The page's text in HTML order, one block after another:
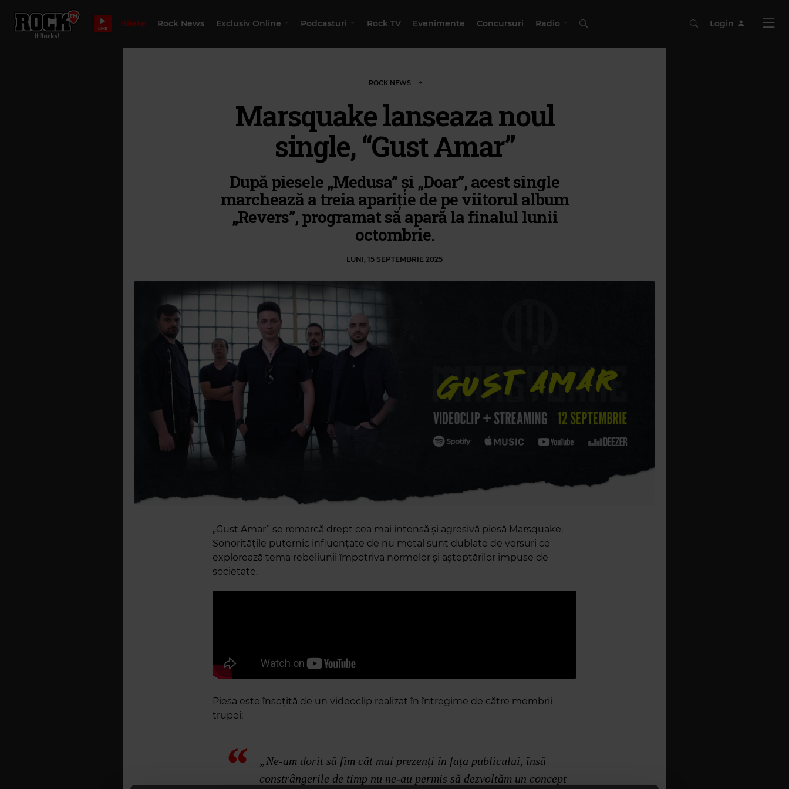
LIVE Bilete Rock News Exclusiv Online Podcasturi Rock TV Evenimente Concursuri Radio Login
ROCK NEWS
Marsquake lanseaza noul
single, “Gust Amar”
După piesele „Medusa” și „Doar”, acest single
marchează a treia apariție de pe viitorul album
„Revers”, programat să apară la finalul lunii
octombrie.
LUNI, 15 SEPTEMBRIE 2025
„Gust Amar” se remarcă drept cea mai intensă și agresivă piesă Marsquake.
Sonoritățile puternic influențate de nu metal sunt dublate de versuri ce
explorează tema rebeliunii împotriva normelor și așteptărilor impuse de
societate.
Piesa este însoțită de un videoclip realizat în întregime de către membrii
trupei:
„Ne-am dorit să fim cât mai prezenți în fața publicului, însă
constrângerile de timp nu ne-au permis să dezvoltăm un concept